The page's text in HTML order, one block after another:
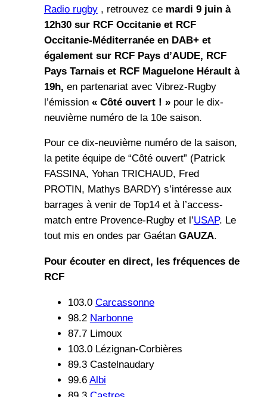
Radio rugby, retrouvez ce mardi 9 juin à
12h30 sur RCF Occitanie et RCF
Occitanie-Méditerranée en DAB+ et
également sur RCF Pays d’AUDE, RCF
Pays Tarnais et RCF Maguelone Hérault à
19h, en partenariat avec Vibrez-Rugby
l’émission « Côté ouvert ! »pour le dix-
neuvième numéro de la 10e saison.
Pour ce dix-neuvième numéro de la saison,
la petite équipe de “Côté ouvert” (Patrick
FASSINA, Yohan TRICHAUD, Fred
PROTIN, Mathys BARDY) s’intéresse aux
barrages à venir de Top14 et à l’access-
match entre Provence-Rugby et l’USAP. Le
tout mis en ondes par Gaétan GAUZA.
Pour écouter en direct, les fréquences de
RCF
103.0 Carcassonne
98.2 Narbonne
87.7 Limoux
103.0 Lézignan-Corbières
89.3 Castelnaudary
99.6 Albi